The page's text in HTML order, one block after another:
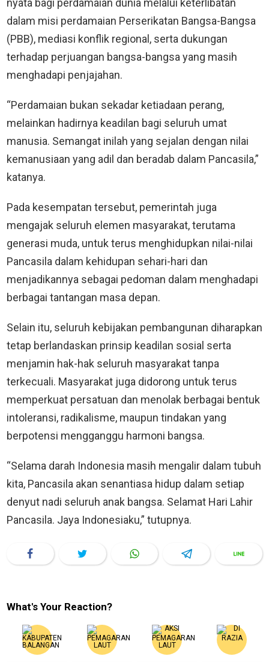
nyata bagi perdamaian dunia melalui keterlibatan
dalam misi perdamaian Perserikatan Bangsa-Bangsa
(PBB), mediasi konflik regional, serta dukungan
terhadap perjuangan bangsa-bangsa yang masih
menghadapi penjajahan.
“Perdamaian bukan sekadar ketiadaan perang,
melainkan hadirnya keadilan bagi seluruh umat
manusia. Semangat inilah yang sejalan dengan nilai
kemanusiaan yang adil dan beradab dalam Pancasila,”
katanya.
Pada kesempatan tersebut, pemerintah juga
mengajak seluruh elemen masyarakat, terutama
generasi muda, untuk terus menghidupkan nilai-nilai
Pancasila dalam kehidupan sehari-hari dan
menjadikannya sebagai pedoman dalam menghadapi
berbagai tantangan masa depan.
Selain itu, seluruh kebijakan pembangunan diharapkan
tetap berlandaskan prinsip keadilan sosial serta
menjamin hak-hak seluruh masyarakat tanpa
terkecuali. Masyarakat juga didorong untuk terus
memperkuat persatuan dan menolak berbagai bentuk
intoleransi, radikalisme, maupun tindakan yang
berpotensi mengganggu harmoni bangsa.
“Selama darah Indonesia masih mengalir dalam tubuh
kita, Pancasila akan senantiasa hidup dalam setiap
denyut nadi seluruh anak bangsa. Selamat Hari Lahir
Pancasila. Jaya Indonesiaku,” tutupnya.
What's Your Reaction?